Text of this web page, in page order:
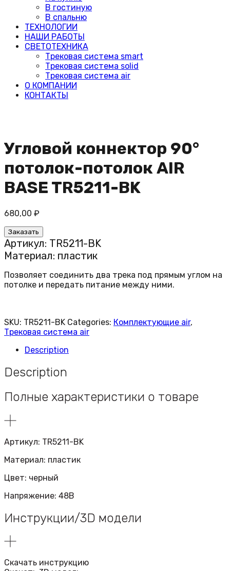
В гостиную
В спальню
ТЕХНОЛОГИИ
НАШИ РАБОТЫ
СВЕТОТЕХНИКА
Трековая система smart
Трековая система solid
Трековая система air
О КОМПАНИИ
КОНТАКТЫ
Угловой коннектор 90°
потолок-потолок AIR
BASE TR5211-BK
680,00 ₽
Заказать
Артикул: TR5211-BK
Материал: пластик
Позволяет соединить два трека под прямым углом на
потолке и передать питание между ними.
SKU: TR5211-BK Categories: Комплектующие air,
Трековая система air
Description
Description
Полные характеристики о товаре
Артикул: TR5211-BK
Материал: пластик
Цвет: черный
Напряжение: 48В
Инструкции/3D модели
Скачать инструкцию